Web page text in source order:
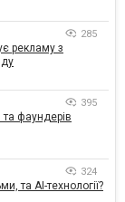
285
рекламу з
395
фаундерів
324
та AI-технології?